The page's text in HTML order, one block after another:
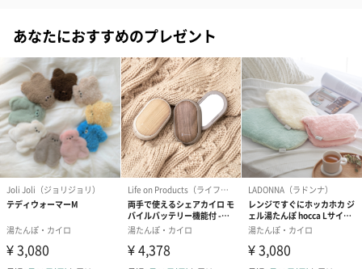
種類
商品詳細情報
外装サイズ
幅46cm×奥行26cm×高さ17cm
素材
重量（約）
あなたにおすすめのプレゼント